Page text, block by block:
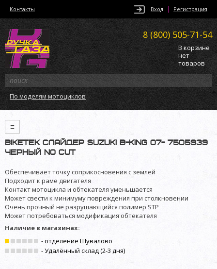
Вход Регистрация
Контакты
8 (800) 505-71-54
В корзине
нет
товаров
По моделям мотоциклов
≡
BikeTek слайдер Suzuki B-King 07- 7505939
черный no cut
Обеспечивает точку соприкосновения с землей
Подходит к раме двигателя
Контакт мотоцикла и обтекателя уменьшается
Может свести к минимуму повреждения при столкновении
Очень прочный не разрушающийся полимер STP
Может потребоваться модификация обтекателя
Наличие в магазинах:
- отделение Шувалово
- Удалённый склад (2-3 дня)